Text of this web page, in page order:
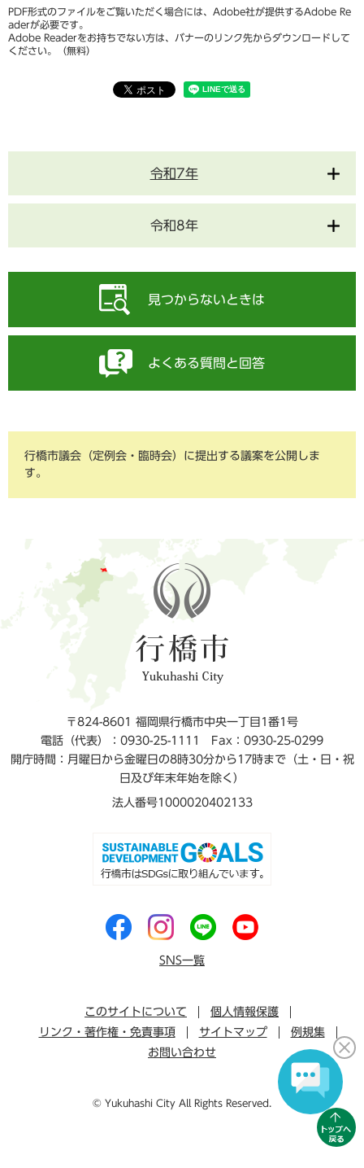
PDF形式のファイルをご覧いただく場合には、Adobe社が提供するAdobe Re
aderが必要です。
Adobe Readerをお持ちでない方は、バナーのリンク先からダウンロードして
ください。（無料）
令和7年
令和8年
見つからないときは
よくある質問と回答
行橋市議会（定例会・臨時会）に提出する議案を公開しま
す。
〒824-8601 福岡県行橋市中央一丁目1番1号
電話（代表）：0930-25-1111
Fax：0930-25-0299
開庁時間：月曜日から金曜日の8時30分から17時まで（土・日・祝
日及び年末年始を除く）
法人番号1000020402133
SNS一覧
このサイトについて
個人情報保護
リンク・著作権・免責事項
サイトマップ
例規集
お問い合わせ
© Yukuhashi City All Rights Reserved.